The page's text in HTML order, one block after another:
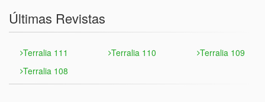
Últimas Revistas
Terralia 111 Terralia 110
Terralia 109
Terralia 108